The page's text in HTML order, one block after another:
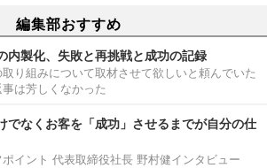
編集部おすすめ
内製化、失敗と再挑戦と成功の記録
り組みについて取材させて欲しいと頼んでいた
は芳しくなかった
でなくお客を「成功」させるまでが自分の仕
イント 代表取締役社長 野村健インタビュー